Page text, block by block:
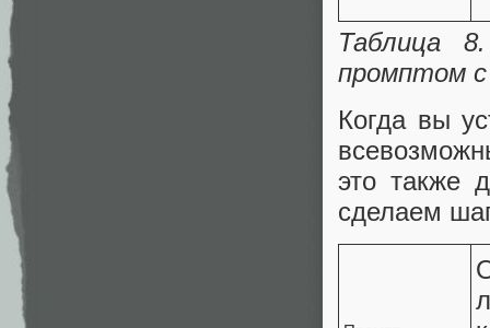
Таблица
промптом
Когда вы
это также
сделаем